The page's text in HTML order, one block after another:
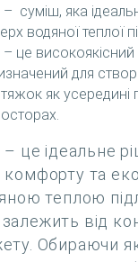
– суміш, яка
водяної теплої
– це високоякісний
для
як усередині
– це ідеальне
та
теплою
від
Обираючи